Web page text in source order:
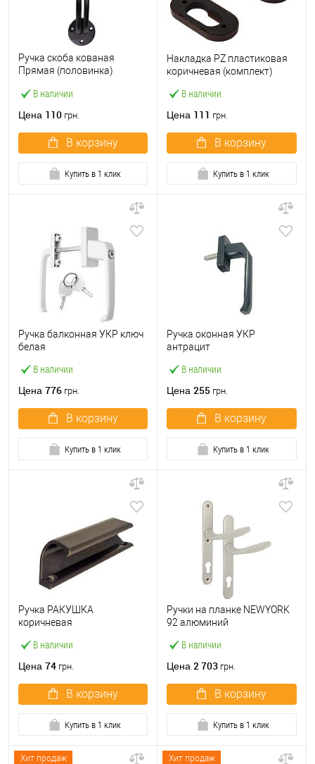
В наличии
Ручка скоба кованая
Прямая (половинка)
Цена 110 грн.
В корзину
Купить в 1 клик
В наличии
Накладка PZ пластиковая
коричневая (комплект)
Цена 111 грн.
В корзину
Купить в 1 клик
В наличии
Ручка балконная УКР ключ
белая
Цена 776 грн.
В корзину
Купить в 1 клик
В наличии
Ручка оконная УКР
антрацит
Цена 255 грн.
В корзину
Купить в 1 клик
В наличии
Ручка РАКУШКА
коричневая
Цена 74 грн.
В корзину
Купить в 1 клик
В наличии
Ручки на планке NEWYORK
92 алюминий
Цена 2 703 грн.
В корзину
Купить в 1 клик
Хит продаж Хит продаж